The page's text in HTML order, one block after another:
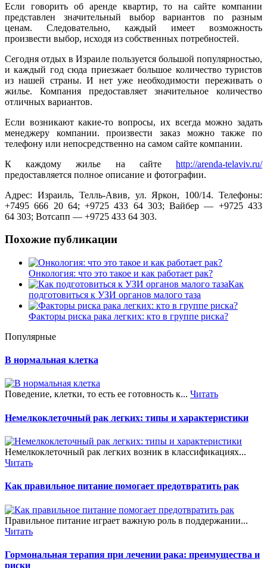
Если говорить об аренде квартир, то на сайте компании
представлен значительный выбор вариантов по разным
ценам. Следовательно, каждый имеет возможность
произвести выбор, исходя из собственных потребностей.
Сегодня отдых в Израиле пользуется большой популярностью,
и каждый год сюда приезжает большое количество туристов
из нашей страны. И нет уже необходимости переживать о
жилье. Компания предоставляет значительное количество
отличных вариантов.
Если возникают какие-то вопросы, их всегда можно задать
менеджеру компании. произвести заказ можно также по
телефону или непосредственно на самом сайте компании.
К каждому жилье на сайте http://arenda-telaviv.ru/
предоставляется полное описание и фотографии.
Адрес: Израиль, Телль-Авив, ул. Яркон, 100/14. Телефоны:
+7495 666 20 64; +9725 433 64 303; Вайбер — +9725 433
64 303; Вотсапп — +9725 433 64 303.
Похожие публикации
Онкология: что это такое и как работает рак?
Как
подготовиться к УЗИ органов малого таза
Факторы риска рака легких: кто в группе риска?
Популярные
В нормальная клетка
Поведение, клетки, то есть ее готовность к... Читать
Немелкоклеточный рак легких: типы и характеристики
Немелкоклеточный рак легких возник в классификациях...
Читать
Как правильное питание помогает предотвратить рак
Правильное питание играет важную роль в поддержании...
Читать
Гормональная терапия при лечении рака: преимущества и
риски